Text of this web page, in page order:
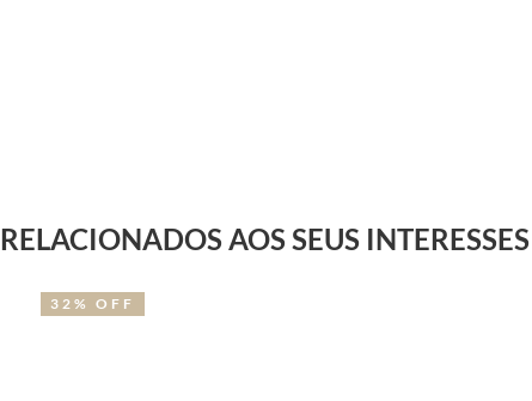
RELACIONADOS AOS SEUS INTERESSES
32% OFF